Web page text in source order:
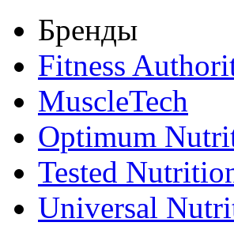
Бренды
Fitness
MuscleTech
Optimum
Tested
Universal